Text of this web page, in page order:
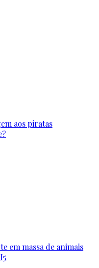
aos piratas
em massa de animais